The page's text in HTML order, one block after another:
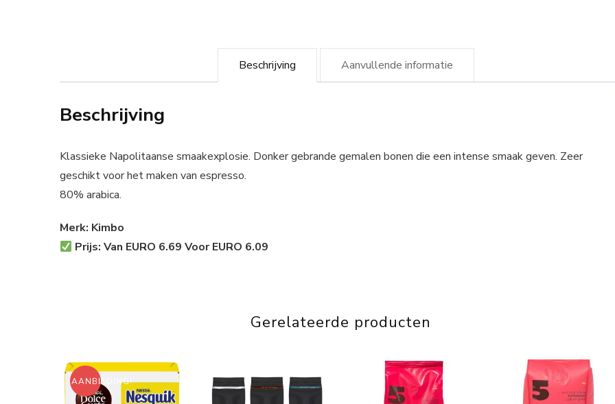
Beschrijving Aanvullende informatie
Beschrijving
Klassieke Napolitaanse smaakexplosie. Donker gebrande gemalen bonen die een intense smaak geven. Zeer
geschikt voor het maken van espresso.
80% arabica.
Merk: Kimbo
Prijs: Van EURO 6.69 Voor EURO 6.09
Gerelateerde producten
AANBIEDING!